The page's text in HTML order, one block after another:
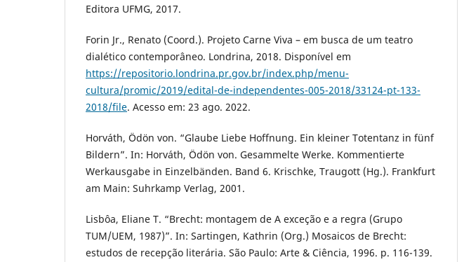
Editora UFMG, 2017.
Forin Jr., Renato (Coord.). Projeto Carne Viva – em busca de um teatro
dialético contemporâneo. Londrina, 2018. Disponível em
https://repositorio.londrina.pr.gov.br/index.php/menu-
cultura/promic/2019/edital-de-independentes-005-2018/33124-pt-133-
2018/file. Acesso em: 23 ago. 2022.
Horváth, Ödön von. “Glaube Liebe Hoffnung. Ein kleiner Totentanz in fünf
Bildern”. In: Horváth, Ödön von. Gesammelte Werke. Kommentierte
Werkausgabe in Einzelbänden. Band 6. Krischke, Traugott (Hg.). Frankfurt
am Main: Suhrkamp Verlag, 2001.
Lisbôa, Eliane T. “Brecht: montagem de A exceção e a regra (Grupo
TUM/UEM, 1987)”. In: Sartingen, Kathrin (Org.) Mosaicos de Brecht:
estudos de recepção literária. São Paulo: Arte & Ciência, 1996. p. 116-139.